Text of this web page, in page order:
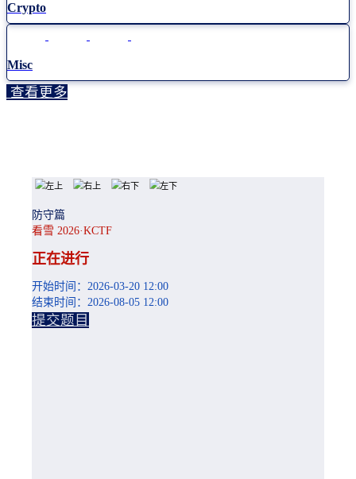
Crypto
Misc
查看更多
防守篇
看雪 2026·KCTF
正在进行
开始时间：2026-03-20 12:00
结束时间：2026-08-05 12:00
提交题目